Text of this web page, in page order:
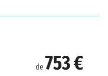
de 753 €